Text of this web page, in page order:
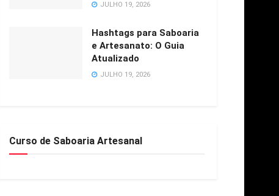
JULHO 19, 2026
Hashtags para Saboaria
e Artesanato: O Guia
Atualizado
JULHO 19, 2026
Curso de Saboaria Artesanal